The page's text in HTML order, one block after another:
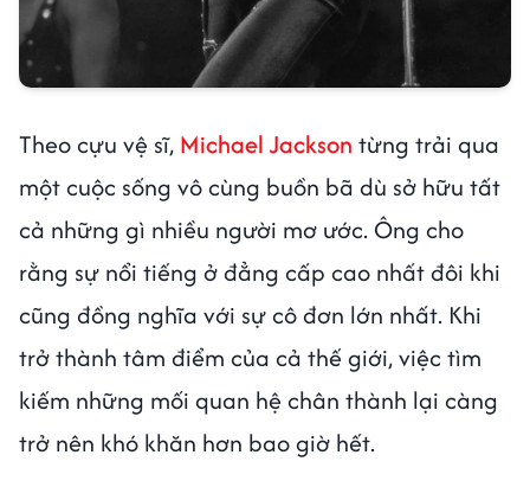
Theo cựu vệ sĩ, Michael Jackson từng trải qua
một cuộc sống vô cùng buồn bã dù sở hữu tất
cả những gì nhiều người mơ ước. Ông cho
rằng sự nổi tiếng ở đẳng cấp cao nhất đôi khi
cũng đồng nghĩa với sự cô đơn lớn nhất. Khi
trở thành tâm điểm của cả thế giới, việc tìm
kiếm những mối quan hệ chân thành lại càng
trở nên khó khăn hơn bao giờ hết.